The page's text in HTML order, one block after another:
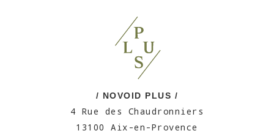
/ NOVOID PLUS /
4 Rue des Chaudronniers
13100 Aix-en-Provence